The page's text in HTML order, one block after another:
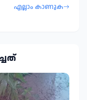
എല്ലാം കാണുക